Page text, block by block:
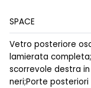
SPACE
Vetro posteriore
lamierata
scorrevole destra
neri;Porte posteriori